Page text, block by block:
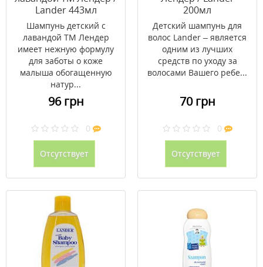
Lander 443мл
Шампунь детский с
лавандой ТМ Лендер
имеет нежную формулу
для заботы о коже
малыша обогащенную
натур...
96 грн
0
Отсутствует
200мл
Детский шампунь для
волос Lander – является
одним из лучших
средств по уходу за
волосами Вашего ребе...
70 грн
0
Отсутствует